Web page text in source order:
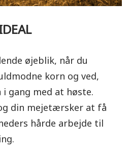
øjeblik, når du
korn og ved,
gang med at høste.
din mejetærsker at få
hårde arbejde til